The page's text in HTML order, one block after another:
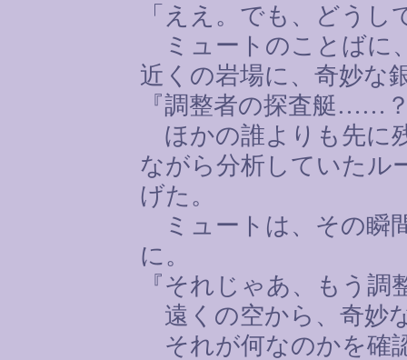
「ええ。でも、どうし
ミュートのことばに
近くの岩場に、奇妙な
『調整者の探査艇……
ほかの誰よりも先に
ながら分析していたル
げた。
ミュートは、その瞬
に。
『それじゃあ、もう調
遠くの空から、奇妙
それが何なのかを確